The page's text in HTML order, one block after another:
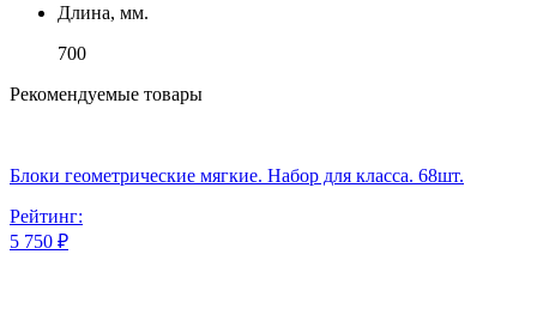
Длина, мм.
700
Рекомендуемые товары
Блоки геометрические мягкие. Набор для класса. 68шт.
Рейтинг:
5 750 ₽